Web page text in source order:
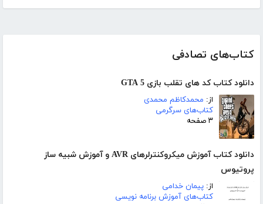
کتاب‌های تصادفی
دانلود کتاب کد های تقلب بازی GTA 5
از: محمدکاظم محمدی
کتاب‌های سرگرمی
۳ صفحه
دانلود کتاب آموزش میکروکنترلرهای AVR و آموزش شبیه ساز
پروتیوس
از: پیمان خدامی
کتاب‌های آموزش برنامه نویسی